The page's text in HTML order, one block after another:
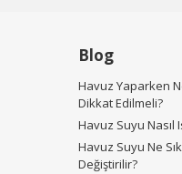
Blog
Havuz Yaparken
Dikkat Edilmeli?
Havuz Suyu Nasıl
Havuz Suyu Ne
Değiştirilir?